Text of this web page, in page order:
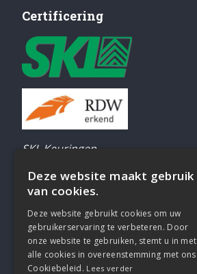
Certificering
SKL Keuringen
Elektrisch gereedschap keuren
Deze website maakt gebruik
van cookies.
Deze website gebruikt cookies om uw
gebruikerservaring te verbeteren. Door
onze website te gebruiken, stemt u in met
alle cookies in overeenstemming met ons
Cookiebeleid. Lees verder